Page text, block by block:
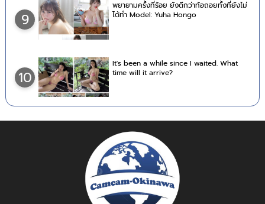
9
พยายามครั้งที่ร้อย ยังดีกว่าท้อถอยทั้งที่ยังไม่
ได้ทำ Model: Yuha Hongo
10
It's been a while since I waited. What
time will it arrive?